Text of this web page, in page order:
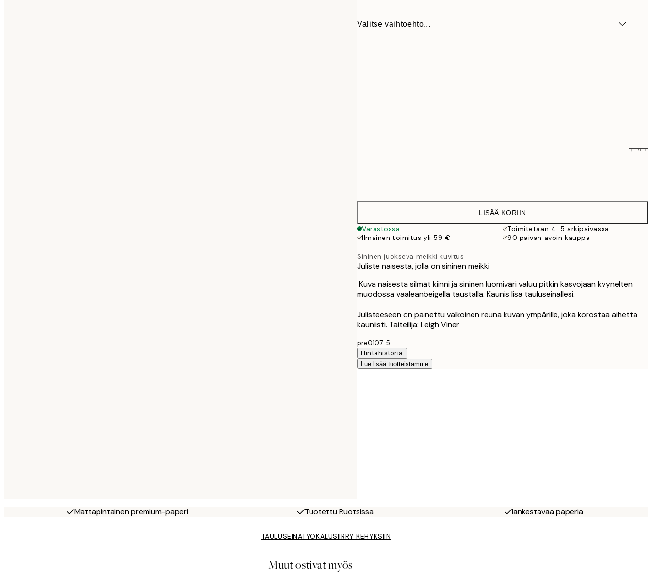
Valitse vaihtoehto...
32,45 €
LISÄÄ KORIIN
Varastossa
Toimitetaan 4-5 arkipäivässä
Ilmainen toimitus yli 59 €
90 päivän avoin kauppa
Sininen juokseva meikki kuvitus
Juliste naisesta, jolla on sininen meikki
Kuva naisesta silmät kiinni ja sininen luomiväri valuu pitkin kasvojaan kyynelten
muodossa vaaleanbeigellä taustalla. Kaunis lisä tauluseinällesi.
Julisteeseen on painettu valkoinen reuna kuvan ympärille, joka korostaa aihetta
kauniisti. Taiteilija: Leigh Viner
pre0107-5
Hintahistoria
Lue lisää tuotteistamme
Mattapintainen premium-paperi Tuotettu Ruotsissa Iänkestävää paperia
TAULUSEINÄTYÖKALUSIIRRY KEHYKSIIN
Muut ostivat myös